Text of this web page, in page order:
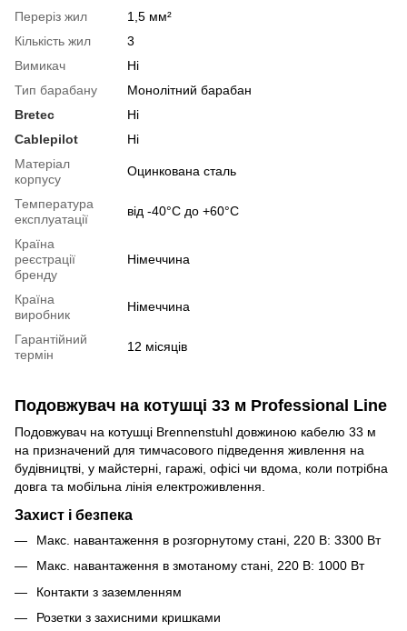
Переріз жил
1,5 мм²
Кількість жил
3
Вимикач
Ні
Тип барабану
Монолітний барабан
Bretec
Ні
Cablepilot
Ні
Матерiал
корпусу
Оцинкована сталь
Температура
експлуатації
від -40°С до +60°С
Країна
реєстрації
бренду
Німеччина
Країна
виробник
Німеччина
Гарантійний
термін
12 місяців
Подовжувач на котушці 33 м Professional Line
Подовжувач на котушці Brennenstuhl довжиною кабелю 33 м
на призначений для тимчасового підведення живлення на
будівництві, у майстерні, гаражі, офісі чи вдома, коли потрібна
довга та мобільна лінія електроживлення.
Захист і безпека
Макс. навантаження в розгорнутому стані, 220 В: 3300 Вт
Макс. навантаження в змотаному стані, 220 В: 1000 Вт
Контакти з заземленням
Розетки з захисними кришками